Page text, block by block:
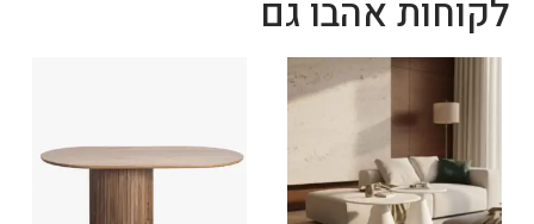
לקוחות אהבו גם